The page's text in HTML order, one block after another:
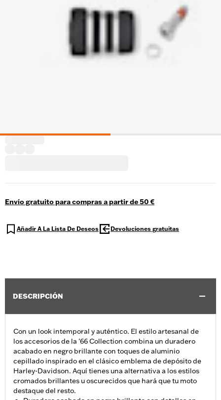
Envío gratuito para compras a partir de 50 €
Añadir A La Lista De Deseos Devoluciones gratuitas
DESCRIPCIÓN
Con un look intemporal y auténtico. El estilo artesanal de
los accesorios de la '66 Collection combina un duradero
acabado en negro brillante con toques de aluminio
cepillado inspirado en el clásico emblema de depósito de
Harley-Davidson. Aquí tienes una alternativa a los estilos
cromados brillantes u oscurecidos que hará que tu moto
destaque del resto.